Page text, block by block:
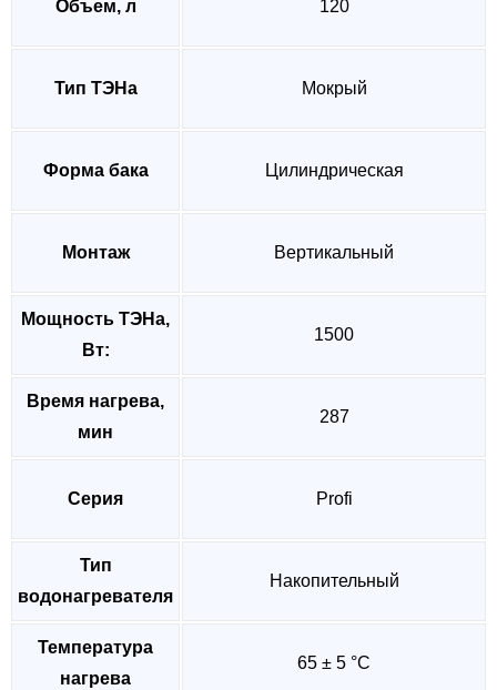
Объем, л 120
Тип ТЭНа Мокрый
Форма бака Цилиндрическая
Монтаж Вертикальный
Мощность ТЭНа,
Вт:
1500
Время нагрева,
мин
287
Серия Profi
Тип
водонагревателя
Накопительный
Температура
нагрева
65 ± 5 °C